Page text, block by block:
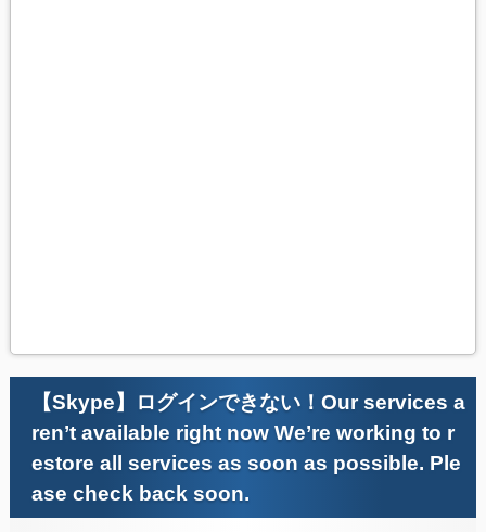
【Skype】ログインできない！Our services a
ren’t available right now We’re working to r
estore all services as soon as possible. Ple
ase check back soon.